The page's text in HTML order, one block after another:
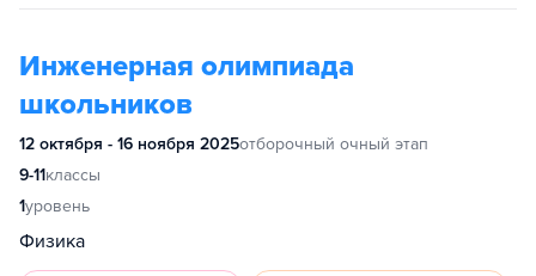
Инженерная олимпиада
школьников
12 октября - 16 ноября 2025отборочный очный этап
9-11классы
1уровень
Физика